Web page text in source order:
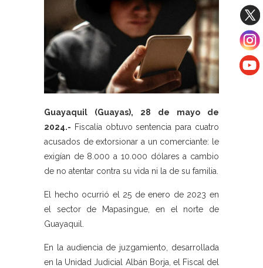
Guayaquil (Guayas), 28 de mayo de
2024.- Fiscalía obtuvo sentencia para cuatro
acusados de extorsionar a un comerciante: le
exigían de 8.000 a 10.000 dólares a cambio
de no atentar contra su vida ni la de su familia.
El hecho ocurrió el 25 de enero de 2023 en
el sector de Mapasingue, en el norte de
Guayaquil.
En la audiencia de juzgamiento, desarrollada
en la Unidad Judicial Albán Borja, el Fiscal del